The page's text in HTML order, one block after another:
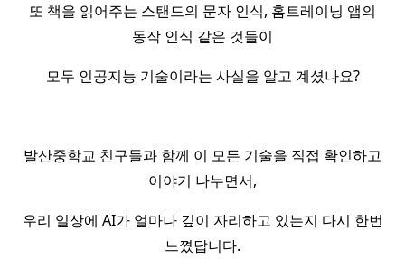
또 책을 읽어주는 스탠드의 문자 인식, 홈트레이닝 앱의
동작 인식 같은 것들이
모두 인공지능 기술이라는 사실을 알고 계셨나요?
발산중학교 친구들과 함께 이 모든 기술을 직접 확인하고
이야기 나누면서,
우리 일상에 AI가 얼마나 깊이 자리하고 있는지 다시 한번
느꼈답니다.